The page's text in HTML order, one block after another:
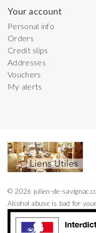
Your account
Personal info
Orders
Credit slips
Addresses
Vouchers
My alerts
© 2026 julien-de-
Alcohol abuse is bad for